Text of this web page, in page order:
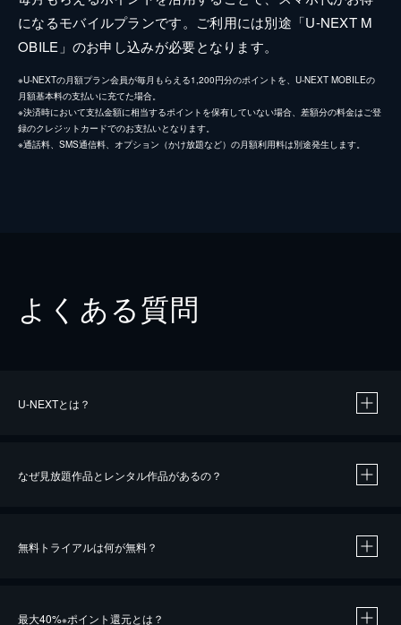
になるモバイルプランです。ご利用には別途「U-NEXT M
OBILE」のお申し込みが必要となります。
※U-NEXTの月額プラン会員が毎月もらえる1,200円分のポイントを、U-NEXT MOBILEの
月額基本料の支払いに充てた場合。
※決済時において支払金額に相当するポイントを保有していない場合、差額分の料金はご登
録のクレジットカードでのお支払いとなります。
※通話料、SMS通信料、オプション（かけ放題など）の月額利用料は別途発生します。
よくある質問
U-NEXTとは？
なぜ見放題作品とレンタル作品があるの？
無料トライアルは何が無料？
最大40%※ポイント還元とは？